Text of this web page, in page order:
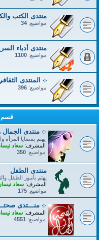
منتدى الكتب
مواضيع: 34
منتدى أدباء
مواضيع: 1100
܀ المنتدى
مواضيع: 396
قسم
܀ منتدى الجمال
يهتم بقضايا المرأة
المشرف: سعاد
مواضيع: 350
منتدى الطفل
يهتم بأمور الطفل
المشرف: سعاد
مواضيع: 175
܀ منـــتدى
المشرف: سعاد
مواضيع: 4551